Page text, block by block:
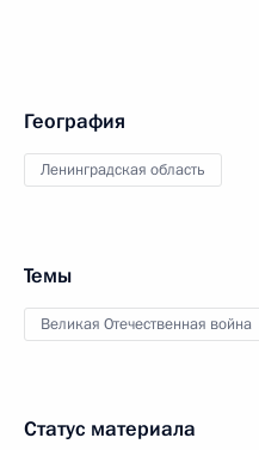
География
Ленинградская область
Темы
Великая Отечественная война
Статус материала